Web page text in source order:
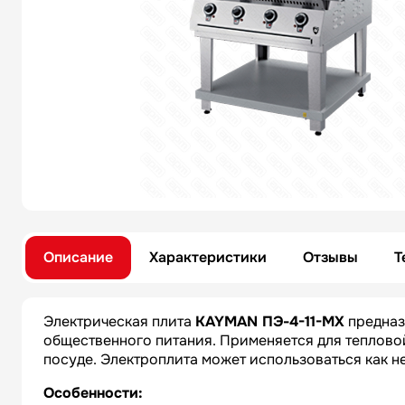
Описание Характеристики Отзывы
Электрическая плита KAYMAN ПЭ-4-11-МХ
общественного питания. Применяется для
посуде. Электроплита может использоваться как
Особенности: